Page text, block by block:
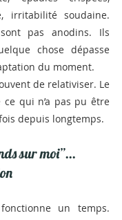
irritabilité soudaine.
pas anodins. Ils
chose dépasse
du moment.
de relativiser. Le
qui n’a pas pu être
depuis longtemps.
sur moi”...
un temps.